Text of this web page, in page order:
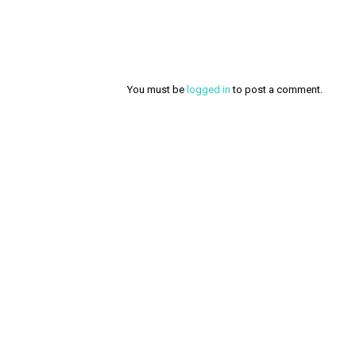
You must be logged in to post a comment.